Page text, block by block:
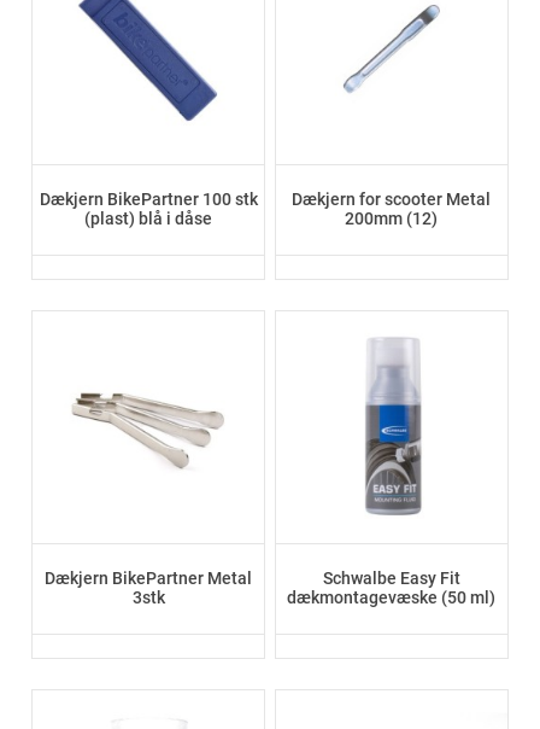
Dækjern BikePartner 100 stk
(plast) blå i dåse
Dækjern for scooter Metal
200mm (12)
Dækjern BikePartner Metal
3stk
Schwalbe Easy Fit
dækmontagevæske (50 ml)